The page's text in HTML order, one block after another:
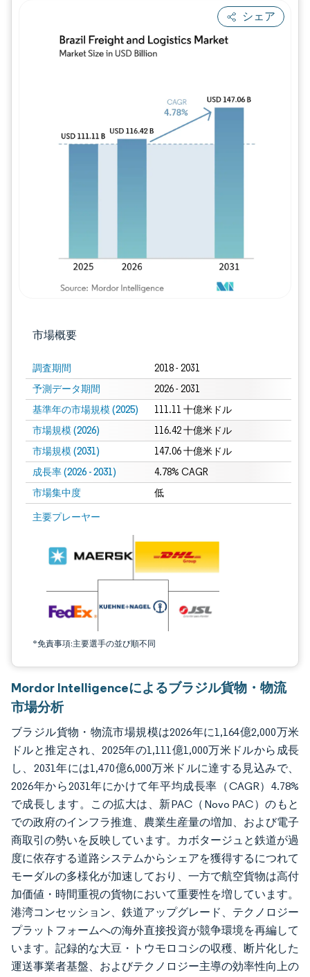
シェア
市場概要
調査期間 2018 - 2031
予測データ期間 2026 - 2031
基準年の市場規模 (2025) 111.11 十億米ドル
市場規模 (2026) 116.42 十億米ドル
市場規模 (2031) 147.06 十億米ドル
成長率 (2026 - 2031) 4.78% CAGR
市場集中度 低
主要プレーヤー
*免責事項:主要選手の並び順不同
画像 © Mordor Intelligence。再利用にはCC BY 4.0の表示が必要です。
Mordor Intelligenceによるブラジル貨物・物流
市場分析
ブラジル貨物・物流市場規模は2026年に1,164億2,000万米
ドルと推定され、2025年の1,111億1,000万米ドルから成長
し、2031年には1,470億6,000万米ドルに達する見込みで、
2026年から2031年にかけて年平均成長率（CAGR）4.78%
で成長します。この拡大は、新PAC（Novo PAC）のもと
での政府のインフラ推進、農業生産量の増加、および電子
商取引の勢いを反映しています。カボタージュと鉄道が過
度に依存する道路システムからシェアを獲得するにつれて
モーダルの多様化が加速しており、一方で航空貨物は高付
加価値・時間重視の貨物において重要性を増しています。
港湾コンセッション、鉄道アップグレード、テクノロジー
プラットフォームへの海外直接投資が競争環境を再編して
います。記録的な大豆・トウモロコシの収穫、断片化した
運送事業者基盤、およびテクノロジー主導の効率性向上の